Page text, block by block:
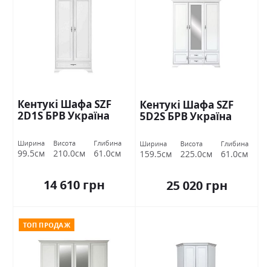
Кентукі Шафа SZF
2D1S БРВ Україна
Ширина
99.5см
Висота
210.0см
Глибина
61.0см
14 610 грн
Кентукі Шафа SZF
5D2S БРВ Україна
Ширина
159.5см
Висота
225.0см
Глибина
61.0см
25 020 грн
ТОП ПРОДАЖ